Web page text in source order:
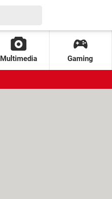
Multimedia Gaming